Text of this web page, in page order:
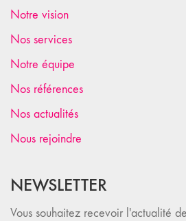
Notre vision
Nos services
Notre équipe
Nos références
Nos actualités
Nous rejoindre
NEWSLETTER
Vous souhaitez recevoir l'actualité